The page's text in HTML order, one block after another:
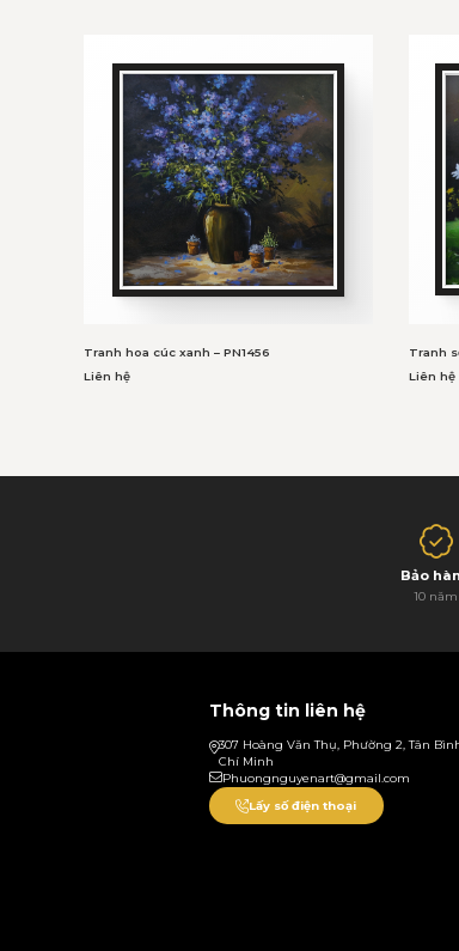
Tranh hoa cúc xanh – PN1456
Liên hệ
Tranh
Liên hệ
Bảo
10 năm
Thông tin liên hệ
307 Hoàng Văn Thụ, Phường 2, Tân
Chí Minh
Phuongnguyenart@gmail.com
Lấy số điện thoại